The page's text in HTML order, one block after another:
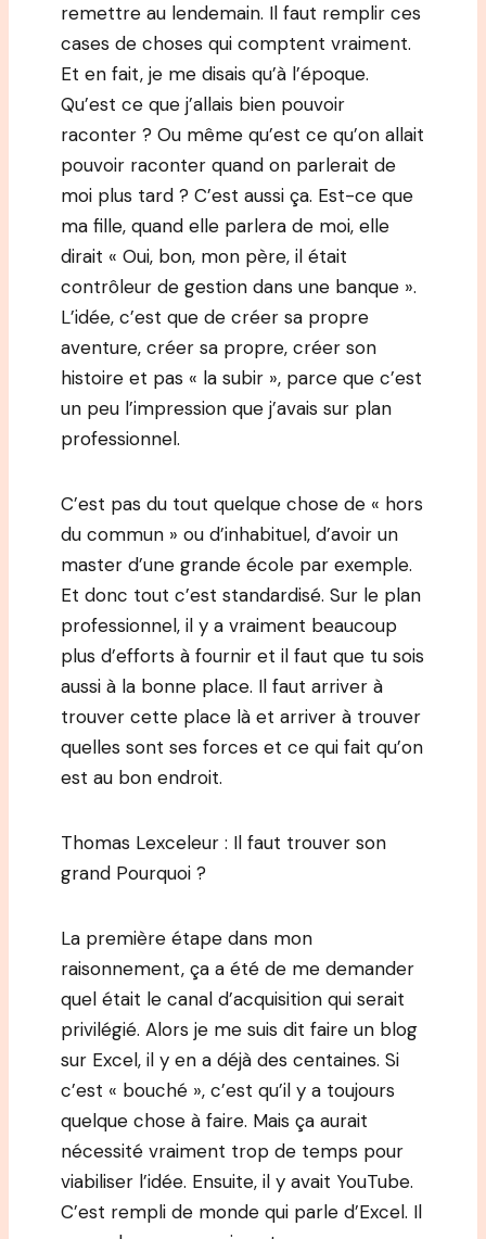
remettre au lendemain. Il faut remplir ces
cases de choses qui comptent vraiment.
Et en fait, je me disais qu’à l’époque.
Qu’est ce que j’allais bien pouvoir
raconter ? Ou même qu’est ce qu’on allait
pouvoir raconter quand on parlerait de
moi plus tard ? C’est aussi ça. Est-ce que
ma fille, quand elle parlera de moi, elle
dirait « Oui, bon, mon père, il était
contrôleur de gestion dans une banque ».
L’idée, c’est que de créer sa propre
aventure, créer sa propre, créer son
histoire et pas « la subir », parce que c’est
un peu l’impression que j’avais sur plan
professionnel.
C’est pas du tout quelque chose de « hors
du commun » ou d’inhabituel, d’avoir un
master d’une grande école par exemple.
Et donc tout c’est standardisé. Sur le plan
professionnel, il y a vraiment beaucoup
plus d’efforts à fournir et il faut que tu sois
aussi à la bonne place. Il faut arriver à
trouver cette place là et arriver à trouver
quelles sont ses forces et ce qui fait qu’on
est au bon endroit.
Thomas Lexceleur : Il faut trouver son
grand Pourquoi ?
La première étape dans mon
raisonnement, ça a été de me demander
quel était le canal d’acquisition qui serait
privilégié. Alors je me suis dit faire un blog
sur Excel, il y en a déjà des centaines. Si
c’est « bouché », c’est qu’il y a toujours
quelque chose à faire. Mais ça aurait
nécessité vraiment trop de temps pour
viabiliser l’idée. Ensuite, il y avait YouTube.
C’est rempli de monde qui parle d’Excel. Il